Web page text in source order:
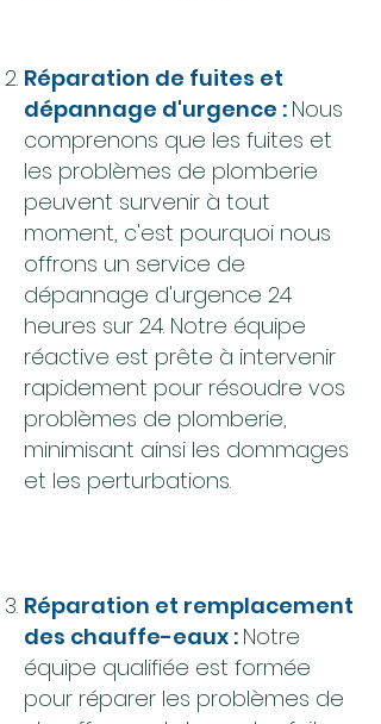
Réparation de fuites et
dépannage d'urgence : Nous
comprenons que les fuites et
les problèmes de plomberie
peuvent survenir à tout
moment, c'est pourquoi nous
offrons un service de
dépannage d'urgence 24
heures sur 24. Notre équipe
réactive est prête à intervenir
rapidement pour résoudre vos
problèmes de plomberie,
minimisant ainsi les dommages
et les perturbations.
Réparation et remplacement
des chauffe-eaux : Notre
équipe qualifiée est formée
pour réparer les problèmes de